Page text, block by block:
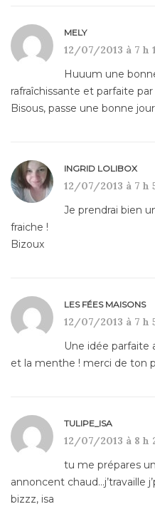
MELY
12/07/2013 à 7 h
Huuum une
rafraîchissante et parfaite
Bisous, passe une bonne
INGRID LOLIBOX
12/07/2013 à 7 h
Je prendrai bien
fraiche !
Bizoux
LES FÉES MAISONS
12/07/2013 à 7 h
Une idée parfaite
et la menthe ! merci de ton
TULIPE_ISA
12/07/2013 à 8 h
tu me prépares
annoncent chaud…j’travaille
bizzz, isa